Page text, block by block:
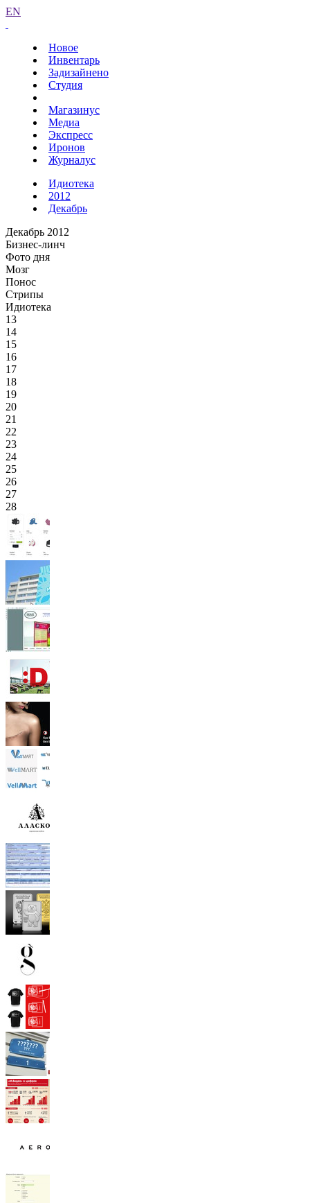
EN
Новое
Инвентарь
Задизайнено
Студия
Магазинус
Медиа
Экспресс
Иронов
Журналус
Идиотека
2012
Декабрь
Декабрь 2012
Бизнес-линч
Фото дня
Мозг
Понос
Стрипы
Идиотека
13
14
15
16
17
18
19
20
21
22
23
24
25
26
27
28